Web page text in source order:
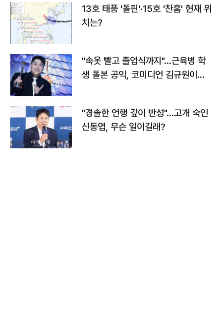
13호 태풍 '돌핀'·15호 '찬홈' 현재 위
치는?
"속옷 빨고 졸업식까지"…근육병 학
생 돌본 공익, 코미디언 김규원이었
"경솔한 언행 깊이 반성"…고개 숙인
신동엽, 무슨 일이길래?